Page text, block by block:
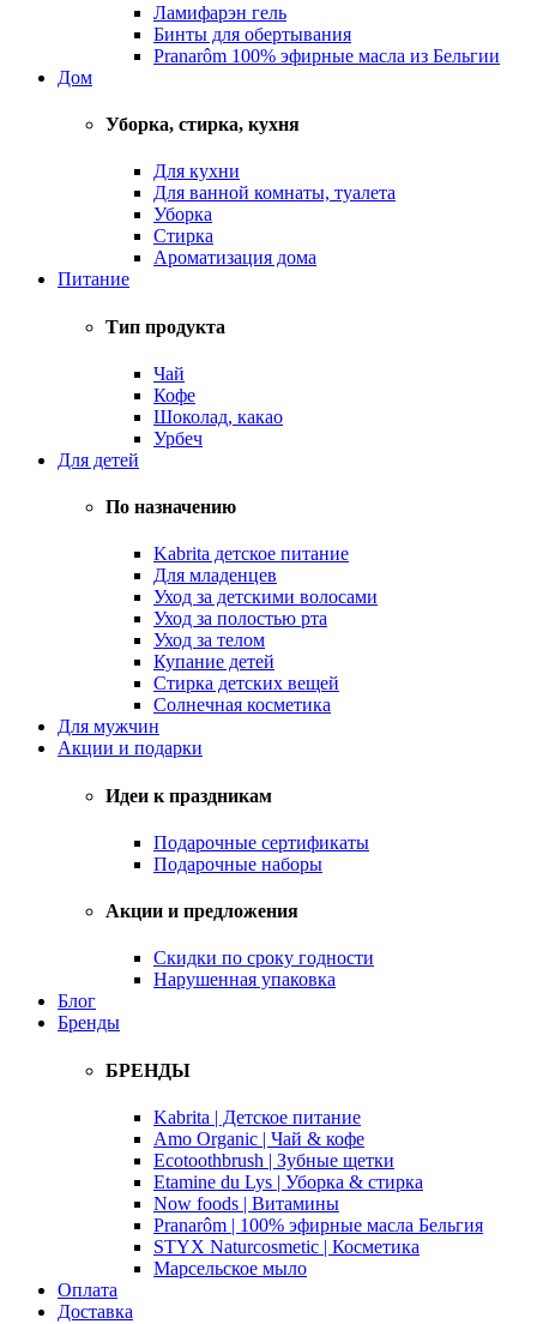
Ламифарэн гель
Бинты для обертывания
Pranarôm 100% эфирные масла из Бельгии
Дом
Уборка, стирка, кухня
Для кухни
Для ванной комнаты, туалета
Уборка
Стирка
Ароматизация дома
Питание
Тип продукта
Чай
Кофе
Шоколад, какао
Урбеч
Для детей
По назначению
Kabrita детское питание
Для младенцев
Уход за детскими волосами
Уход за полостью рта
Уход за телом
Купание детей
Стирка детских вещей
Солнечная косметика
Для мужчин
Акции и подарки
Идеи к праздникам
Подарочные сертификаты
Подарочные наборы
Акции и предложения
Скидки по сроку годности
Нарушенная упаковка
Блог
Бренды
БРЕНДЫ
Kabrita | Детское питание
Amo Organic | Чай & кофе
Ecotoothbrush | Зубные щетки
Etamine du Lys | Уборка & стирка
Now foods | Витамины
Pranarôm | 100% эфирные масла Бельгия
STYX Naturcosmetic | Косметика
Марсельское мыло
Оплата
Доставка